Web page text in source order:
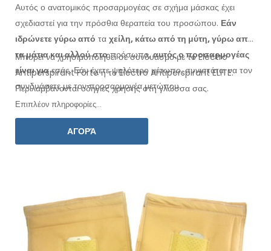
Αυτός ο ανατομικός προσαρμογέας σε σχήμα μάσκας έχει
σχεδιαστεί για την πρόσθια θεραπεία του προσώπου. Εάν
ιδρώνετε γύρω από τα χείλη, κάτω από τη μύτη, γύρω από
τα μάτιακαι αλλού στοπρόσωπο,αυτός ο προσαρμογέας
είναιγιαεσάς.Εάν έχετεψηλότερο μέτωπο, συνιστάται να τον
συνδυάσετεμετονπροσαρμογέαμετώπου.
Μπορεί να χρησιμοποιηθεί σε συνδυασμό με το Electro
Antiperspirant Forte ή το Electro Antiperspirant ELITE.
Περιλαμβάνονται οδηγίεςχρήσης στηγλώσσα σας.
Επιπλέον πληροφορίες...
ΑΓΟΡΆ